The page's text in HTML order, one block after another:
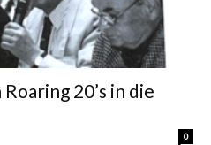
20’s in die
0